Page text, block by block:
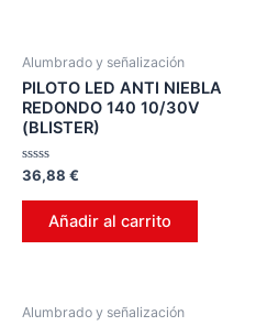
Alumbrado y señalización
PILOTO LED ANTI NIEBLA
REDONDO 140 10/30V
(BLISTER)
Valorado
0
36,88 €
Añadir al carrito
Alumbrado y señalización